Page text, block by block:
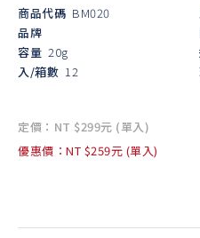
商品代碼 BM020
品牌
容量 20g
入/箱數 12
定價：NT $299元 (單入)
優惠價：NT $259元 (單入)